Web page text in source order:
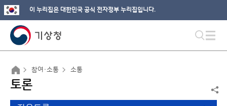
이 누리집은 대한민국 공식 전자정부 누리집입니다.
참여·소통 소통
토론